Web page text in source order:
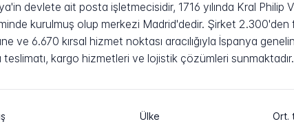
devlete ait posta işletmecisidir, 1716 yılında Kral Philip V
kurulmuş olup merkezi Madrid'dedir. Şirket 2.300'den
ve 6.670 kırsal hizmet noktası aracılığıyla İspanya
kargo hizmetleri ve lojistik çözümleri sunmaktadır.
Ülke Ort.